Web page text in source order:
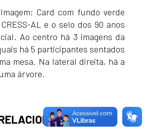
Card com fundo verde
AL e o selo dos 90 anos
Ao centro há 3 imagens da
há 5 participantes sentados
mesa. Na lateral direita, há a
árvore.